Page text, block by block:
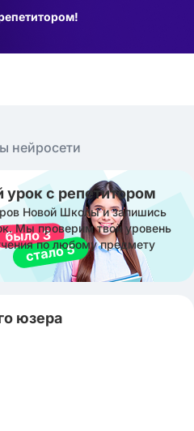
нейросети
с репетитором
Новой Школы и запишись
Мы проверим твой уровень
по любому предмету
юзера